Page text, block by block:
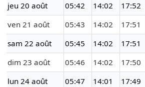
jeu 20 août
05:42 14:02 17:52
ven 21 août
05:43 14:02 17:51
sam 22 août
05:45 14:02 17:51
dim 23 août
05:46 14:02 17:50
lun 24 août
05:47 14:01 17:49